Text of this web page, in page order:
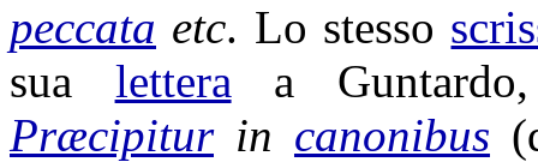
peccata etc. Lo stesso
sua lettera a Guntardo
Præcipiturin canonibus